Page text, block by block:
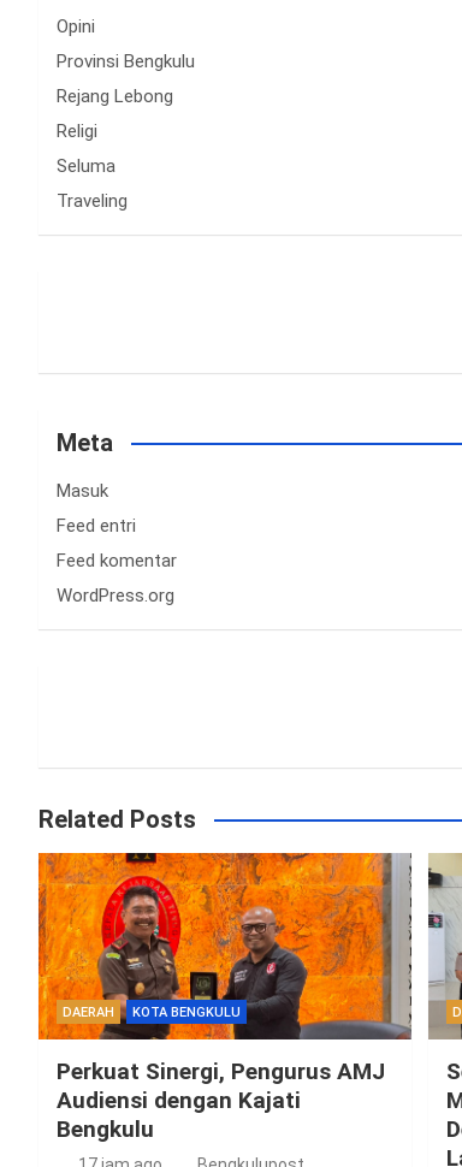
Opini
Provinsi Bengkulu
Rejang Lebong
Religi
Seluma
Traveling
Meta
Masuk
Feed entri
Feed komentar
WordPress.org
Related Posts
DAERAH KOTA BENGKULU
Perkuat Sinergi, Pengurus AMJ
Audiensi dengan Kajati
Bengkulu